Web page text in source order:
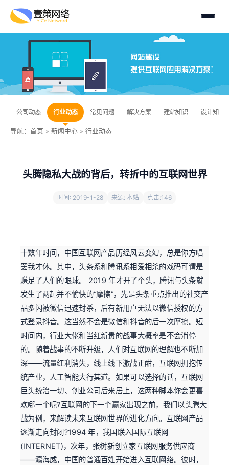
公司动态 行业动态 常见问题 解决方案 建站知识 设计知识
导航： 首页 » 新闻中心 » 行业动态
头腾隐私大战的背后，转折中的互联网世界
时间: 2019-1-28 来源: 本站 点击:146
十数年时间，中国互联网产品历经风云变幻，总是你方唱
罢我才休。其中，头条系和腾讯系相爱相杀的戏码可谓是
赚足了人们的眼球。 2019 年才开了个头，腾讯与头条就
发生了两起并不愉快的“摩擦”，先是头条重点推出的社交产
品多闪被微信迅速封杀，后有新用户无法以微信授权的方
式登录抖音。这当然不会是微信和抖音的后一次摩擦。短
时间内，行业大佬和当红新贵的战事大概率是不会消停
的。随着战事的不断升级，人们对互联网的理解也不断加
深——流量红利消失，线上线下激战正酣，互联网拥抱传
统产业，人工智能大行其道。如果可以选择的话，互联网
巨头统治一切、创业公司后来居上，这两种脚本你会更喜
欢哪一个呢?互联网的下一个赢家出现之前，我们以头腾大
战为例，来解读未来互联网世界的进化方向。互联网产品
逐渐走向封闭?1994 年，我国联入国际互联网
(INTERNET)，次年，张树新创立家互联网服务供应商
——瀛海威，中国的普通百姓开始进入互联网络。彼时，